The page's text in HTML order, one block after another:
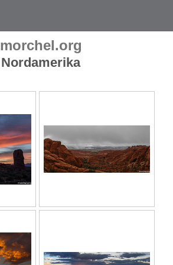
morchel.org
Nordamerika